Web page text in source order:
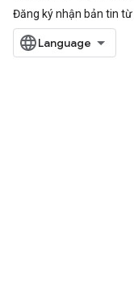
Đăng ký nhận bản tin từ